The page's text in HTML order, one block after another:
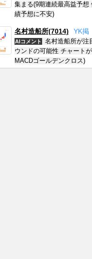
集まる(9期連続最高益予想
績予想に不安)
名村造船所(7014) YK掲
AIコメント
名村造船所が注
ウンドの可能性 チャート
MACDゴールデンクロス)